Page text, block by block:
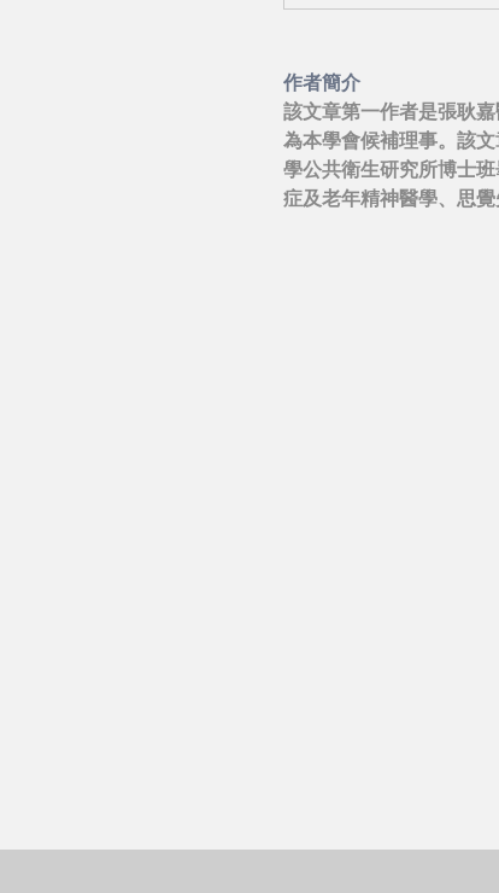
作者簡介
該文章第一作者是張耿
為本學會候補理事。該
學公共衛生研究所博士
症及老年精神醫學、思